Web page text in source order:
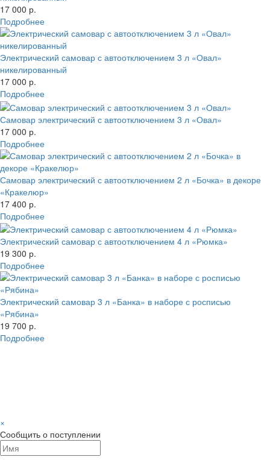
17 000 р.
Подробнее
Электрический самовар с автоотключением 3 л «Овал»
никелированный
17 000 р.
Подробнее
Самовар электрический с автоотключением 3 л «Овал»
17 000 р.
Подробнее
Самовар электрический с автоотключением 2 л «Бочка» в декоре
«Кракелюр»
17 400 р.
Подробнее
Электрический самовар с автоотключением 4 л «Рюмка»
19 300 р.
Подробнее
Электрический самовар 3 л «Банка» в наборе с росписью
«Рябина»
19 700 р.
Подробнее
×
Сообщить о поступлении